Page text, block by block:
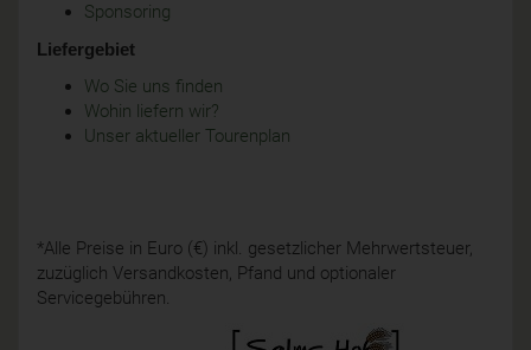
Sponsoring
Liefergebiet
Wo Sie uns finden
Wohin liefern wir?
Unser aktueller Tourenplan
*Alle Preise in Euro (€) inkl. gesetzlicher Mehrwertsteuer,
zuzüglich Versandkosten, Pfand und optionaler
Servicegebühren.